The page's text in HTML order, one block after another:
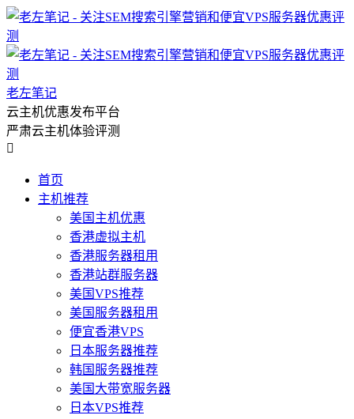
老左笔记
云主机优惠发布平台
严肃云主机体验评测

首页
主机推荐
美国主机优惠
香港虚拟主机
香港服务器租用
香港站群服务器
美国VPS推荐
美国服务器租用
便宜香港VPS
日本服务器推荐
韩国服务器推荐
美国大带宽服务器
日本VPS推荐